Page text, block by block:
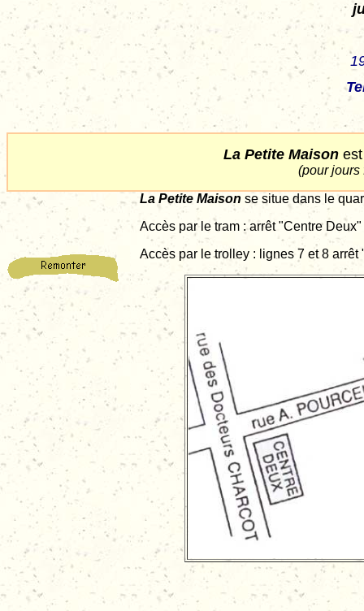
La Petite Maison
(pour jours
La Petite Maison se situe dans le
Accès par le tram : arrêt "Centre Deux"
Accès par le trolley : lignes 7 et 8 arrêt